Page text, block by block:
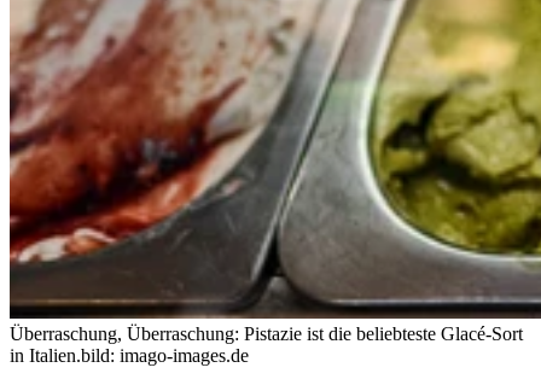
Überraschung, Überraschung: Pistazie ist die beliebteste Glacé-Sort
in Italien.bild: imago-images.de